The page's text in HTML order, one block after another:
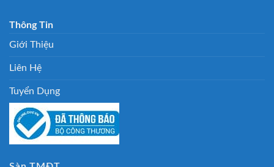
Thông Tin
Giới Thiệu
Liên Hệ
Tuyển Dụng